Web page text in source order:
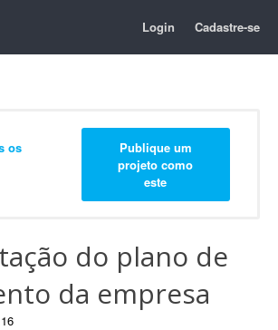
Login Cadastre-se
os
Publique um
projeto como
este
do plano de
da empresa